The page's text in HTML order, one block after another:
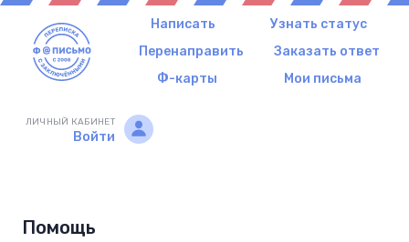
Написать
Узнать статус
Перенаправить
Заказать ответ
Ф-карты
Мои письма
ЛИЧНЫЙ КАБИНЕТ
Войти
Помощь